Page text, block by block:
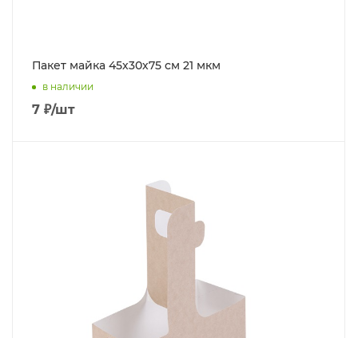
Пакет майка 45х30х75 см 21 мкм
в наличии
7 ₽/шт